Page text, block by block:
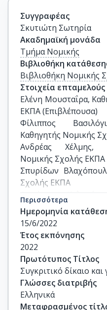
Συγγραφέας
Σκυτιώτη Σωτηρία
Ακαδημαϊκή μονάδα
Τμήμα Νομικής
Βιβλιοθήκη
Βιβλιοθήκη Νομικής
Στοιχεία
Ελένη Μουσταΐρα,
ΕΚΠΑ (Επιβλέπουσα)
Φίλιππος
Καθηγητής Νομικής
Ανδρέας Χέλμης,
Νομικής Σχολής ΕΚΠΑ
Σπυρίδων
Σχολής ΕΚΠΑ
Δημήτριος
Κοινωνικής
Πανεπιστημίου
Ρεβέκκα-
Αναπληρώτρια
ΕΚΠΑ
'Αννα-Μαρία Κώνστα,
Νομικής Σχολής ΑΠΘ
Περισσότερα
Ημερομηνία
15/6/2022
Έτος εκπόνησης
2022
Πρωτότυπος Τίτλος
Συγκριτικό δίκαιο
Γλώσσες διατριβής
Ελληνικά
Μεταφρασμένος